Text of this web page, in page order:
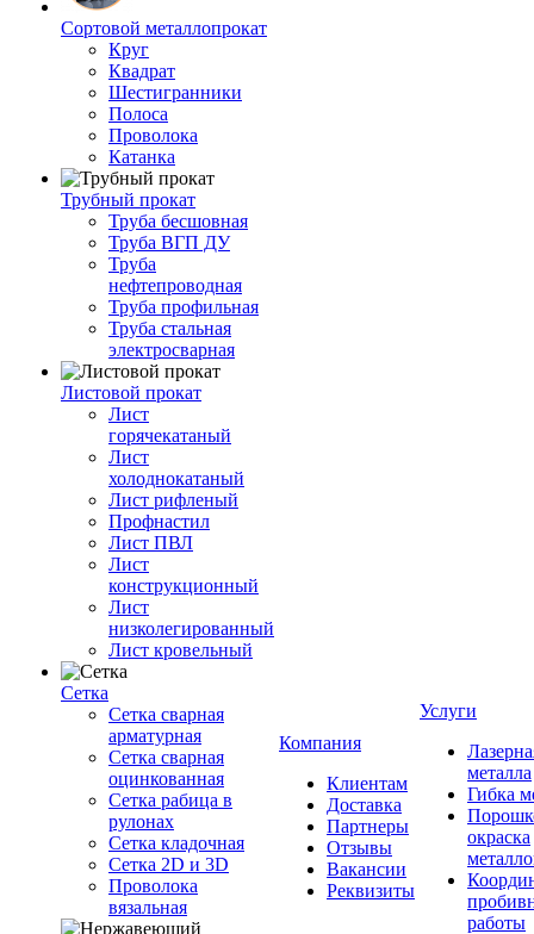
Сортовой металлопрокат
Круг
Квадрат
Шестигранники
Полоса
Проволока
Катанка
Трубный прокат
Труба бесшовная
Труба ВГП ДУ
Труба
нефтепроводная
Труба профильная
Труба стальная
электросварная
Листовой прокат
Лист
горячекатаный
Лист
холоднокатаный
Лист рифленый
Профнастил
Лист ПВЛ
Лист
конструкционный
Лист
низколегированный
Лист кровельный
Сетка
Сетка сварная
арматурная
Сетка сварная
оцинкованная
Сетка рабица в
рулонах
Сетка кладочная
Сетка 2D и 3D
Проволока
вязальная
Компания
Клиентам
Доставка
Партнеры
Отзывы
Вакансии
Реквизиты
Услуги
металла
Гибка
окраска
работы